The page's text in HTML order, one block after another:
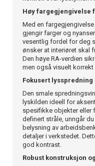
Høy fargegjengivelse
Med en
gjengir farger og
vesentlig fordel for deg
ønsker at interiøret skal
Den høye RA-verdien
men også visuelt korrekt
Fokusert lysspredning
Den smale
lyskilden ideell for
spesifikke objekter eller
definert stråle, unngår
belysning av
detaljer i verkstedet.
god kontrast.
Robust konstruksjon